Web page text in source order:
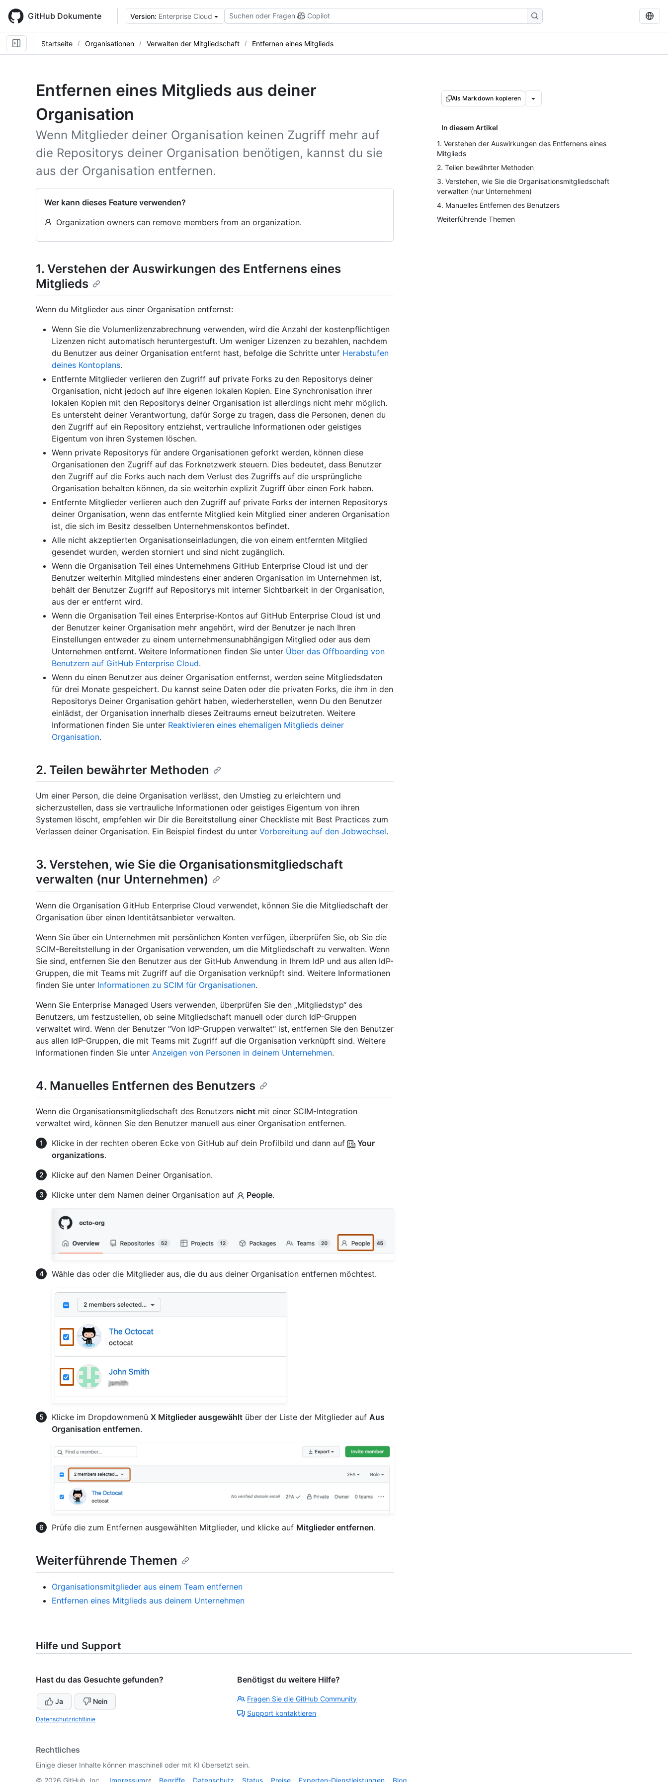
main
content
GitHub Dokumente Version: Enterprise Cloud Suchen oder Fragen Copilot
Startseite Organisationen Verwalten der Mitgliedschaft Entfernen eines Mitglieds
Entfernen eines Mitglieds aus deiner
Organisation
Wenn Mitglieder deiner Organisation keinen Zugriff mehr auf
die Repositorys deiner Organisation benötigen, kannst du sie
aus der Organisation entfernen.
Wer kann dieses Feature verwenden?
Organization owners can remove members from an organization.
Als Markdown kopieren
In diesem Artikel
1. Verstehen der Auswirkungen des Entfernens eines
Mitglieds
2. Teilen bewährter Methoden
3. Verstehen, wie Sie die Organisationsmitgliedschaft
verwalten (nur Unternehmen)
4. Manuelles Entfernen des Benutzers
Weiterführende Themen
1. Verstehen der Auswirkungen des Entfernens eines
Mitglieds
Wenn du Mitglieder aus einer Organisation entfernst:
Wenn Sie die Volumenlizenzabrechnung verwenden, wird die Anzahl der kostenpflichtigen
Lizenzen nicht automatisch heruntergestuft. Um weniger Lizenzen zu bezahlen, nachdem
du Benutzer aus deiner Organisation entfernt hast, befolge die Schritte unter Herabstufen
deines Kontoplans.
Entfernte Mitglieder verlieren den Zugriff auf private Forks zu den Repositorys deiner
Organisation, nicht jedoch auf ihre eigenen lokalen Kopien. Eine Synchronisation ihrer
lokalen Kopien mit den Repositorys deiner Organisation ist allerdings nicht mehr möglich.
Es untersteht deiner Verantwortung, dafür Sorge zu tragen, dass die Personen, denen du
den Zugriff auf ein Repository entziehst, vertrauliche Informationen oder geistiges
Eigentum von ihren Systemen löschen.
Wenn private Repositorys für andere Organisationen geforkt werden, können diese
Organisationen den Zugriff auf das Forknetzwerk steuern. Dies bedeutet, dass Benutzer
den Zugriff auf die Forks auch nach dem Verlust des Zugriffs auf die ursprüngliche
Organisation behalten können, da sie weiterhin explizit Zugriff über einen Fork haben.
Entfernte Mitglieder verlieren auch den Zugriff auf private Forks der internen Repositorys
deiner Organisation, wenn das entfernte Mitglied kein Mitglied einer anderen Organisation
ist, die sich im Besitz desselben Unternehmenskontos befindet.
Alle nicht akzeptierten Organisationseinladungen, die von einem entfernten Mitglied
gesendet wurden, werden storniert und sind nicht zugänglich.
Wenn die Organisation Teil eines Unternehmens GitHub Enterprise Cloud ist und der
Benutzer weiterhin Mitglied mindestens einer anderen Organisation im Unternehmen ist,
behält der Benutzer Zugriff auf Repositorys mit interner Sichtbarkeit in der Organisation,
aus der er entfernt wird.
Wenn die Organisation Teil eines Enterprise-Kontos auf GitHub Enterprise Cloud ist und
der Benutzer keiner Organisation mehr angehört, wird der Benutzer je nach Ihren
Einstellungen entweder zu einem unternehmensunabhängigen Mitglied oder aus dem
Unternehmen entfernt. Weitere Informationen finden Sie unter Über das Offboarding von
Benutzern auf GitHub Enterprise Cloud.
Wenn du einen Benutzer aus deiner Organisation entfernst, werden seine Mitgliedsdaten
für drei Monate gespeichert. Du kannst seine Daten oder die privaten Forks, die ihm in den
Repositorys Deiner Organisation gehört haben, wiederherstellen, wenn Du den Benutzer
einlädst, der Organisation innerhalb dieses Zeitraums erneut beizutreten. Weitere
Informationen finden Sie unter Reaktivieren eines ehemaligen Mitglieds deiner
Organisation.
2. Teilen bewährter Methoden
Um einer Person, die deine Organisation verlässt, den Umstieg zu erleichtern und
sicherzustellen, dass sie vertrauliche Informationen oder geistiges Eigentum von ihren
Systemen löscht, empfehlen wir Dir die Bereitstellung einer Checkliste mit Best Practices zum
Verlassen deiner Organisation. Ein Beispiel findest du unter Vorbereitung auf den Jobwechsel.
3. Verstehen, wie Sie die Organisationsmitgliedschaft
verwalten (nur Unternehmen)
Wenn die Organisation GitHub Enterprise Cloud verwendet, können Sie die Mitgliedschaft der
Organisation über einen Identitätsanbieter verwalten.
Wenn Sie über ein Unternehmen mit persönlichen Konten verfügen, überprüfen Sie, ob Sie die
SCIM-Bereitstellung in der Organisation verwenden, um die Mitgliedschaft zu verwalten. Wenn
Sie sind, entfernen Sie den Benutzer aus der GitHub Anwendung in Ihrem IdP und aus allen IdP-
Gruppen, die mit Teams mit Zugriff auf die Organisation verknüpft sind. Weitere Informationen
finden Sie unter Informationen zu SCIM für Organisationen.
Wenn Sie Enterprise Managed Users verwenden, überprüfen Sie den „Mitgliedstyp“ des
Benutzers, um festzustellen, ob seine Mitgliedschaft manuell oder durch IdP-Gruppen
verwaltet wird. Wenn der Benutzer "Von IdP-Gruppen verwaltet" ist, entfernen Sie den Benutzer
aus allen IdP-Gruppen, die mit Teams mit Zugriff auf die Organisation verknüpft sind. Weitere
Informationen finden Sie unter Anzeigen von Personen in deinem Unternehmen.
4. Manuelles Entfernen des Benutzers
Wenn die Organisationsmitgliedschaft des Benutzers nicht mit einer SCIM-Integration
verwaltet wird, können Sie den Benutzer manuell aus einer Organisation entfernen.
Klicke in der rechten oberen Ecke von GitHub auf dein Profilbild und dann auf
Your
organizations.
Klicke auf den Namen Deiner Organisation.
Klicke unter dem Namen deiner Organisation auf
People.
Wähle das oder die Mitglieder aus, die du aus deiner Organisation entfernen möchtest.
Klicke im Dropdownmenü X Mitglieder ausgewählt über der Liste der Mitglieder auf Aus
Organisation entfernen.
Prüfe die zum Entfernen ausgewählten Mitglieder, und klicke auf Mitglieder entfernen.
Weiterführende Themen
Organisationsmitglieder aus einem Team entfernen
Entfernen eines Mitglieds aus deinem Unternehmen
Hilfe und Support
Hast du das Gesuchte gefunden?
Ja Nein
Datenschutzrichtlinie
Benötigst du weitere Hilfe?
Fragen Sie die GitHub Community
Support kontaktieren
Rechtliches
Einige dieser Inhalte können maschinell oder mit KI übersetzt sein.
© 2026 GitHub, Inc. Impressum Begriffe Datenschutz Status Preise Experten-Dienstleistungen Blog